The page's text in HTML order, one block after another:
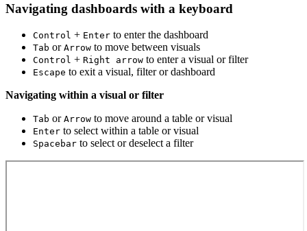
Navigating dashboards with a keyboard
Control + Enter to enter the dashboard
Tab or Arrow to move between visuals
Control + Right arrow to enter a visual or filter
Escape to exit a visual, filter or dashboard
Navigating within a visual or filter
Tab or Arrow to move around a table or visual
Enter to select within a table or visual
Spacebar to select or deselect a filter